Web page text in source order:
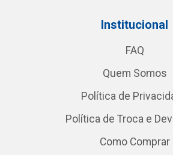
Institucional
FAQ
Quem Somos
Política de
Política de Troca e
Como Comprar